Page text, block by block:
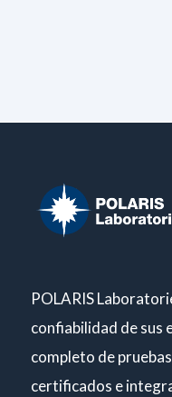
POLARIS
confiabilidad de sus
completo de
certificados e